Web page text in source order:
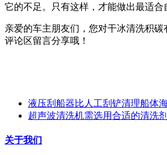
它的不足。只有这样，才能做出最适合
亲爱的车主朋友们，您对干冰清洗积碳
评论区留言分享哦！
液压刮船器比人工刮铲清理船体
超声波清洗机需选用合适的清洗剂
关于我们